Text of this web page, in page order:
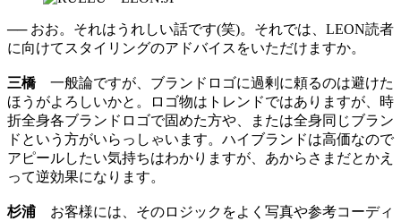
── おお。それはうれしい話です(笑)。それでは、LEON読者
に向けてスタイリングのアドバイスをいただけますか。
三橋一般論ですが、ブランドロゴに過剰に頼るのは避けた
ほうがよろしいかと。ロゴ物はトレンドではありますが、時
折全身各ブランドロゴで固めた方や、または全身同じブラン
ドという方がいらっしゃいます。ハイブランドは高価なので
アピールしたい気持ちはわかりますが、あからさまだとかえ
って逆効果になります。
杉浦 お客様には、そのロジックをよく写真や参考コーディ